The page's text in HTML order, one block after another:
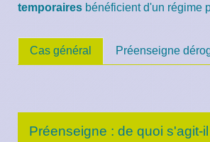
temporaires bénéficient d'un régime
Cas général Préenseigne
Préenseigne : de quoi s'agit-